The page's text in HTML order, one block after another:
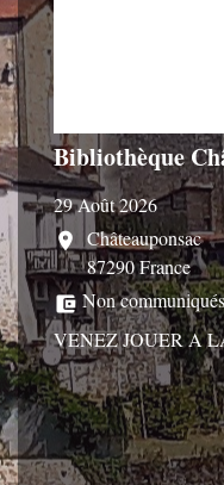
Bibliothèque
29 Août 2026
location_on Châteauponsac
87290 France
account_balance_wallet Non communiqués
VENEZ JOUER A